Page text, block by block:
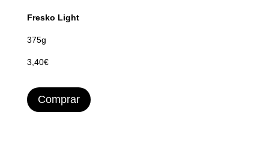
Fresko Light
375g
3,40€
Comprar